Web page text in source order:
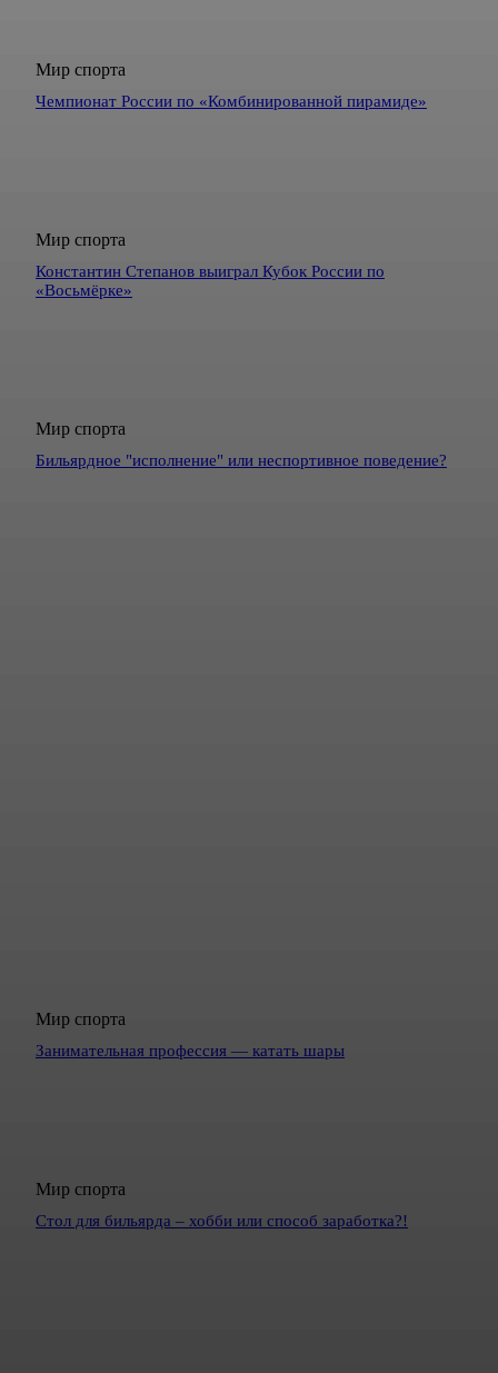
Мир спорта
Чемпионат России по «Комбинированной пирамиде»
Мир спорта
Константин Степанов выиграл Кубок России по
«Восьмёрке»
Мир спорта
Бильярдное "исполнение" или неспортивное поведение?
Мир спорта
Занимательная профессия — катать шары
Мир спорта
Стол для бильярда – хобби или способ заработка?!